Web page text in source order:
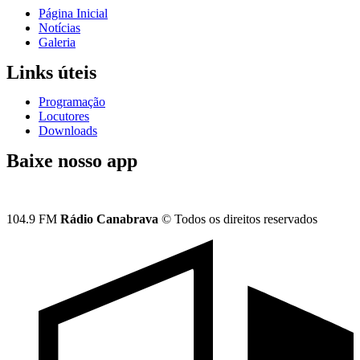
Página Inicial
Notícias
Galeria
Links úteis
Programação
Locutores
Downloads
Baixe nosso app
104.9 FM Rádio Canabrava © Todos os direitos reservados